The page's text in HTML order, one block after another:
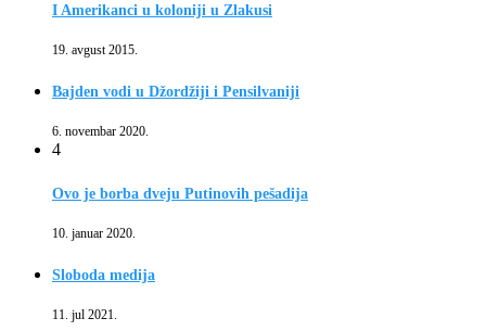
I Amerikanci u koloniji u Zlakusi
19. avgust 2015.
Bajden vodi u Džordžiji i Pensilvaniji
6. novembar 2020.
4
Ovo je borba dveju Putinovih pešadija
10. januar 2020.
Sloboda medija
11. jul 2021.